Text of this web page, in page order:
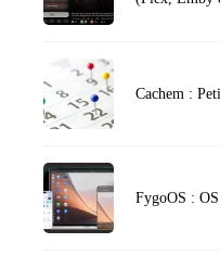
Cachem :
FygoOS :